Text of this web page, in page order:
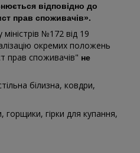
відповідно до
прав споживачів».
№172 від 19
окремих положень
прав споживачів" не
білизна, ковдри,
горщики, гірки для купання,